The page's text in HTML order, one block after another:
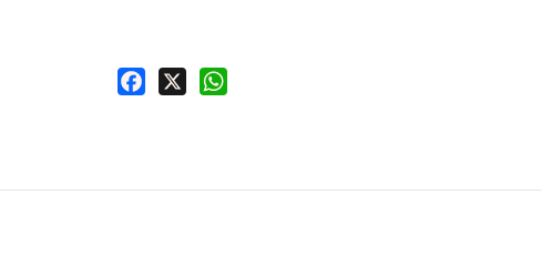
Facebook